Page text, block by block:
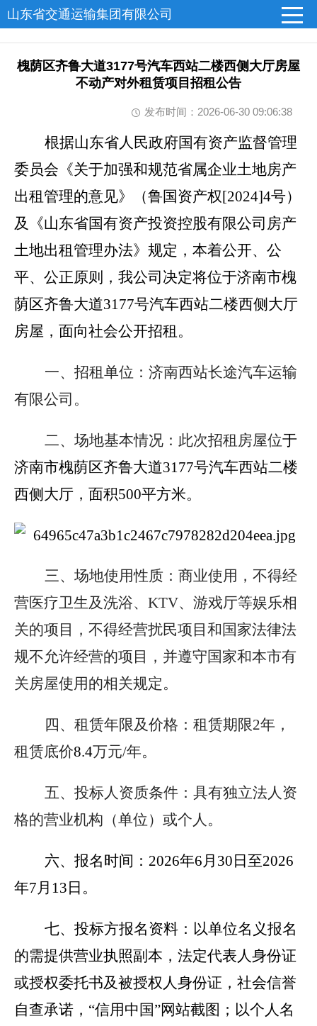
山东省交通运输集团有限公司
槐荫区齐鲁大道3177号汽车西站二楼西侧大厅房屋
不动产对外租赁项目招租公告
发布时间：2026-06-30 09:06:38
根据山东省人民政府国有资产监督管理
委员会《关于加强和规范省属企业土地房产
出租管理的意见》
（鲁国资产权[2024]4号）
及
《山东省国有资产投资控股有限公司房产
土地出租管理办法》 规定，本着公开、公
平、公正原则，我公司决定将位于济南市槐
荫区齐鲁大道3177号汽车西站二楼西侧大厅
房屋，面向社会公开招租。
一、招租单位： 济南西站长途汽车运输
有限公司。
二、场地基本情况： 此次招租房屋位于
济南市槐荫区齐鲁大道3177号汽车西站二楼
西侧大厅，面积500平方米。
三、场地使用性质： 商业使用，不得经
营医疗卫生及洗浴、KTV、游戏厅等娱乐相
关的项目，不得经营扰民项目和国家法律法
规不允许经营的项目，并遵守国家和本市有
关房屋使用的相关规定。
四、租赁年限及价格： 租赁期限2年，
租赁底价8.4万元/年。
五、投标人资质条件： 具有独立法人资
格的营业机构（单位）或个人。
六、报名时间： 2026年6月30日至2026
年7月13日。
七、投标方报名资料： 以单位名义报名
的需提供营业执照副本，法定代表人身份证
或授权委托书及被授权人身份证，社会信誉
自查承诺，“信用中国”网站截图；以个人名